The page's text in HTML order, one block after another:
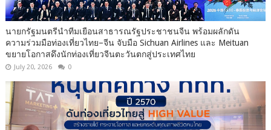
นายกรัฐมนตรีนำทีมเยือนสาธารณรัฐประชาชนจีน พร้อมผลักดัน
ความร่วมมือท่องเที่ยวไทย–จีน จับมือ Sichuan Airlines และ Meituan
ขยายโอกาสดึงนักท่องเที่ยวจีนตะวันตกสู่ประเทศไทย
July 20, 2026 0